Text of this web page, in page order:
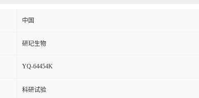
中国
研玘生物
YQ-64454K
科研试验